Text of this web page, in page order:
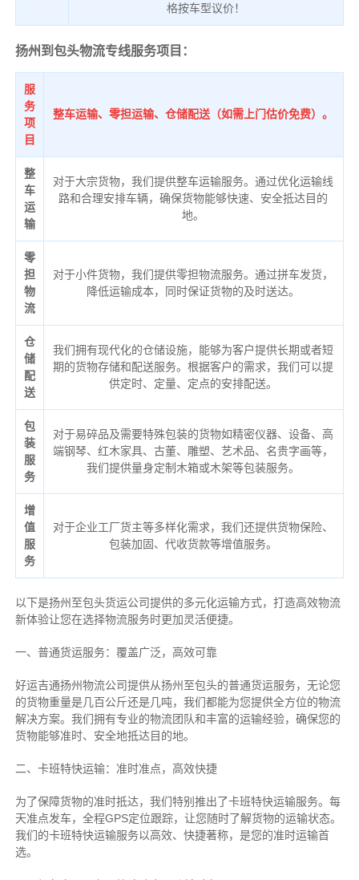
格按车型议价！
扬州到包头物流专线服务项目：
服
务
项
目
整车运输、零担运输、仓储配送（如需上门估价免费）。
整
车
运
输
对于大宗货物，我们提供整车运输服务。通过优化运输线
路和合理安排车辆，确保货物能够快速、安全抵达目的
地。
零
担
物
流
对于小件货物，我们提供零担物流服务。通过拼车发货，
降低运输成本，同时保证货物的及时送达。
仓
储
配
送
我们拥有现代化的仓储设施，能够为客户提供长期或者短
期的货物存储和配送服务。根据客户的需求，我们可以提
供定时、定量、定点的安排配送。
包
装
服
务
对于易碎品及需要特殊包装的货物如精密仪器、设备、高
端钢琴、红木家具、古董、雕塑、艺术品、名贵字画等，
我们提供量身定制木箱或木架等包装服务。
增
值
服
务
对于企业工厂货主等多样化需求，我们还提供货物保险、
包装加固、代收货款等增值服务。
以下是扬州至包头货运公司提供的多元化运输方式，打造高效物流
新体验让您在选择物流服务时更加灵活便捷。
一、普通货运服务：覆盖广泛，高效可靠
好运吉通扬州物流公司提供从扬州至包头的普通货运服务，无论您
的货物重量是几百公斤还是几吨，我们都能为您提供全方位的物流
解决方案。我们拥有专业的物流团队和丰富的运输经验，确保您的
货物能够准时、安全地抵达目的地。
二、卡班特快运输：准时准点，高效快捷
为了保障货物的准时抵达，我们特别推出了卡班特快运输服务。每
天准点发车，全程GPS定位跟踪，让您随时了解货物的运输状态。
我们的卡班特快运输服务以高效、快捷著称，是您的准时运输首
选。